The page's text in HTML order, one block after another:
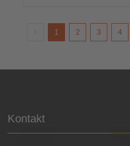
1 2 3 4
Kontakt